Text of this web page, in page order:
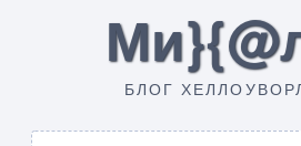
БЛОГ